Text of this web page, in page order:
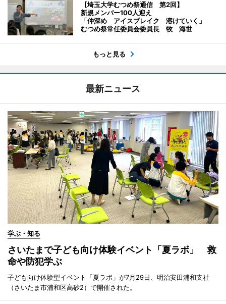
【埼玉大学むつめ祭通信 第2回】
新規メンバー100人迎え
「仲深め アイスブレイク 溶けていく」
むつめ祭常任委員会委員長 牧 海世
もっと見る
最新ニュース
学ぶ・知る
さいたまで子ども向け体験イベント「夏ラボ」 救
命や防犯学ぶ
子ども向け体験型イベント「夏ラボ」が7月29日、明治安田浦和支社
（さいたま市浦和区高砂2）で開催された。